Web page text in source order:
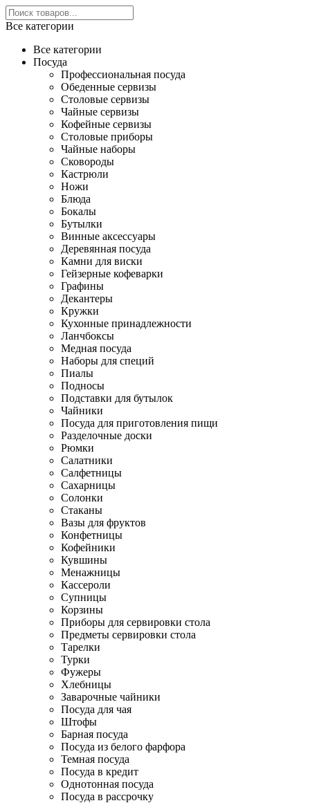
Все категории
Все категории
Посуда
Профессиональная посуда
Обеденные сервизы
Столовые сервизы
Чайные сервизы
Кофейные сервизы
Столовые приборы
Чайные наборы
Сковороды
Кастрюли
Ножи
Блюда
Бокалы
Бутылки
Винные аксессуары
Деревянная посуда
Камни для виски
Гейзерные кофеварки
Графины
Декантеры
Кружки
Кухонные принадлежности
Ланчбоксы
Медная посуда
Наборы для специй
Пиалы
Подносы
Подставки для бутылок
Чайники
Посуда для приготовления пищи
Разделочные доски
Рюмки
Салатники
Салфетницы
Сахарницы
Солонки
Стаканы
Вазы для фруктов
Конфетницы
Кофейники
Кувшины
Менажницы
Кассероли
Супницы
Корзины
Приборы для сервировки стола
Предметы сервировки стола
Тарелки
Турки
Фужеры
Хлебницы
Заварочные чайники
Посуда для чая
Штофы
Барная посуда
Посуда из белого фарфора
Темная посуда
Посуда в кредит
Однотонная посуда
Посуда в рассрочку